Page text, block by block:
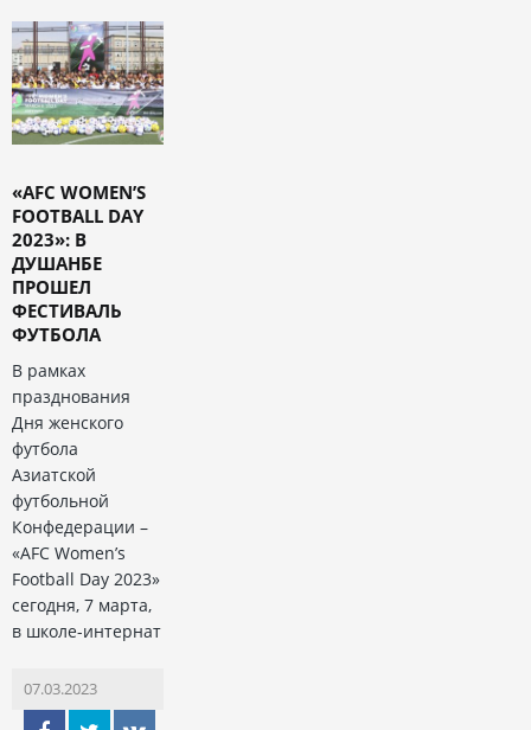
«AFC WOMEN’S
FOOTBALL DAY
2023»: В
ДУШАНБЕ
ПРОШЕЛ
ФЕСТИВАЛЬ
ФУТБОЛА
В рамках
празднования
Дня женского
футбола
Азиатской
футбольной
Конфедерации –
«AFC Women’s
Football Day 2023»
сегодня, 7 марта,
в школе-интернат
07.03.2023